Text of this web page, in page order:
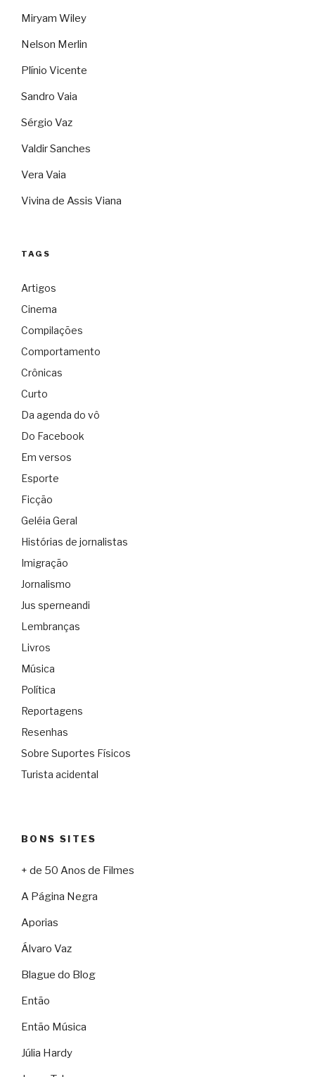
Miryam Wiley
Nelson Merlin
Plínio Vicente
Sandro Vaia
Sérgio Vaz
Valdir Sanches
Vera Vaia
Vivina de Assis Viana
TAGS
Artigos
Cinema
Compilações
Comportamento
Crônicas
Curto
Da agenda do vô
Do Facebook
Em versos
Esporte
Ficção
Geléia Geral
Histórias de jornalistas
Imigração
Jornalismo
Jus sperneandi
Lembranças
Livros
Música
Política
Reportagens
Resenhas
Sobre Suportes Físicos
Turista acidental
BONS SITES
+ de 50 Anos de Filmes
A Página Negra
Aporias
Álvaro Vaz
Blague do Blog
Então
Então Música
Júlia Hardy